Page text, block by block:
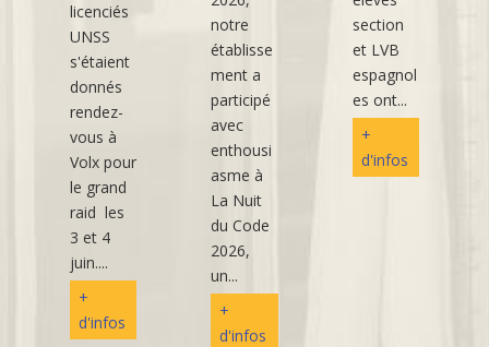
licenciés
UNSS
s'étaient
donnés
rendez-
vous à
Volx pour
le grand
raid les
3 et 4
juin....
+
d'infos
notre
établisse
ment a
participé
avec
enthousi
asme à
La Nuit
du Code
2026,
un...
+
d'infos
section
et LVB
espagnol
es ont...
+
d'infos